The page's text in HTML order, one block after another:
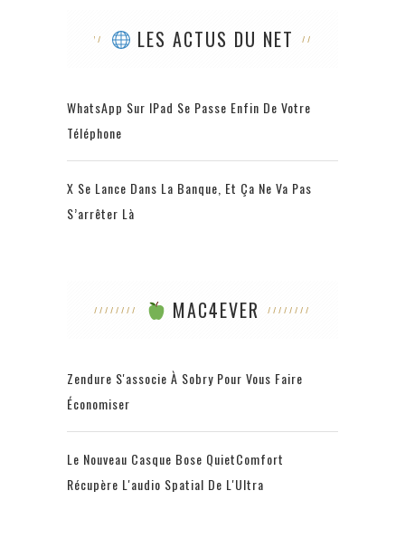
LES ACTUS DU NET
WhatsApp Sur IPad Se Passe Enfin De Votre
Téléphone
X Se Lance Dans La Banque, Et Ça Ne Va Pas
S’arrêter Là
MAC4EVER
Zendure S'associe À Sobry Pour Vous Faire
Économiser
Le Nouveau Casque Bose QuietComfort
Récupère L'audio Spatial De L'Ultra